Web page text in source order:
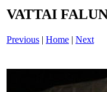
VATTAI
Previous | Home | Next